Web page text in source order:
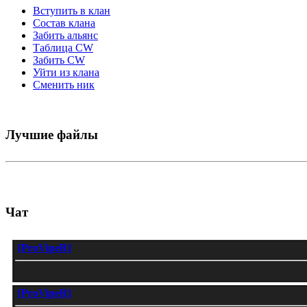
Вступить в клан
Состав клана
Забить альянс
Таблица СW
Забить СW
Уйти из клана
Сменить ник
Лучшие файлы
Чат